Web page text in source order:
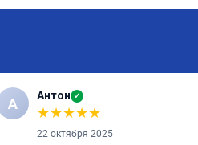
А Антон ✓
★★★★★
22 октября 2025